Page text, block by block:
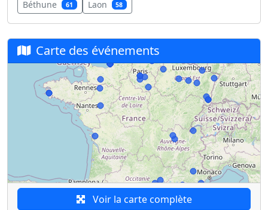
Béthune 61 Laon 58
Carte des événements
Voir la carte complète